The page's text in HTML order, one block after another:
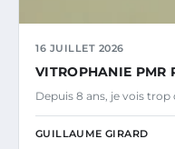
16 JUILLET 2026
VITROPHANIE PMR
Depuis 8 ans, je vois
GUILLAUME GIRARD